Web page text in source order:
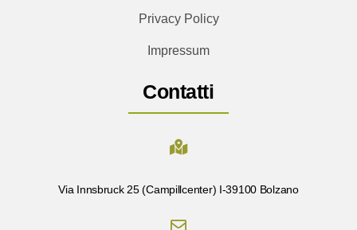
Privacy Policy
Impressum
Contatti
Via Innsbruck 25 (Campillcenter) I-39100 Bolzano